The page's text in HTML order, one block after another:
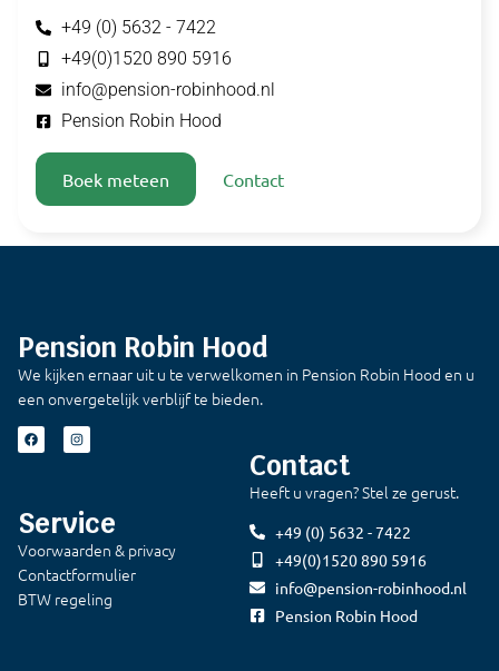
+49 (0) 5632 - 7422
+49(0)1520 890 5916
info@pension-robinhood.nl
Pension Robin Hood
Boek meteen Contact
Contact
Heeft u vragen? Stel ze gerust.
+49 (0) 5632 - 7422
+49(0)1520 890 5916
info@pension-robinhood.nl
Pension Robin Hood
Service
Voorwaarden & privacy
Contactformulier
BTW regeling
Pension Robin Hood
We kijken ernaar uit u te verwelkomen in Pension Robin Hood en u
een onvergetelijk verblijf te bieden.